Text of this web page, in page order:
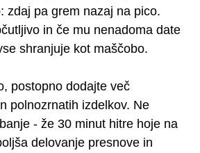
zdaj pa grem nazaj na pico.
in če mu nenadoma date
shranjuje kot maščobo.
postopno dodajte več
polnozrnatih izdelkov. Ne
- že 30 minut hitre hoje na
delovanje presnove in